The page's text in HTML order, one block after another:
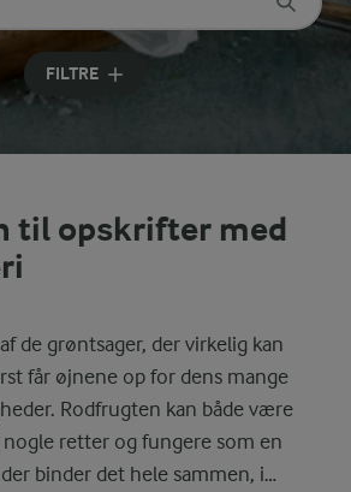
søge
FILTRE
til opskrifter med
de grøntsager, der virkelig kan
får øjnene op for dens mange
Rodfrugten kan både være
retter og fungere som en
binder det hele sammen, i